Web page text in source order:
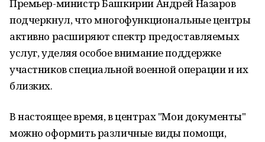
Премьер-министр Башкирии Андрей Назаров
подчеркнул, что многофункциональные центры
активно расширяют спектр предоставляемых
услуг, уделяя особое внимание поддержке
участников специальной военной операции и их
близких.
В настоящее время, в центрах "Мои документы"
можно оформить различные виды помощи,